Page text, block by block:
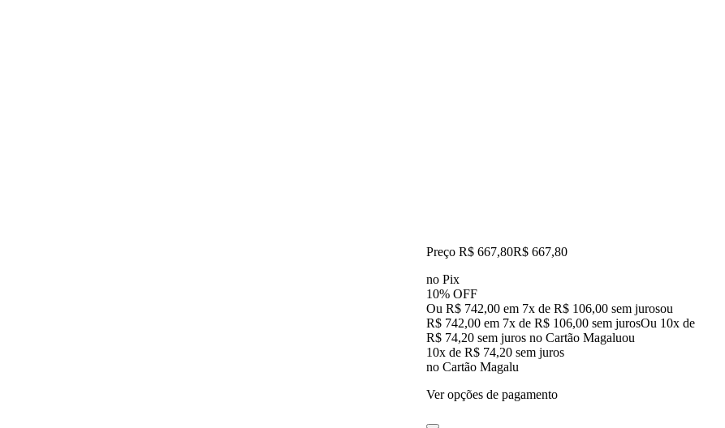
Preço R$ 667,80R$ 667,80
no Pix
10% OFF
Ou R$ 742,00 em 7x de R$ 106,00 sem jurosou
R$ 742,00 em 7x de R$ 106,00 sem jurosOu 10x de
R$ 74,20 sem juros no Cartão Magaluou
10x de R$ 74,20 sem juros
no Cartão Magalu
Ver opções de pagamento